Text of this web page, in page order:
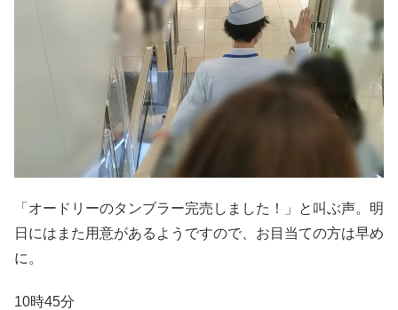
「オードリーのタンブラー完売しました！」と叫ぶ声。明
日にはまた用意があるようですので、お目当ての方は早め
に。
10時45分